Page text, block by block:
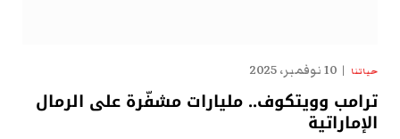
حياتنا 10 نوفمبر، 2025
ترامب وويتكوف.. مليارات مشفّرة على الرمال
الإماراتية